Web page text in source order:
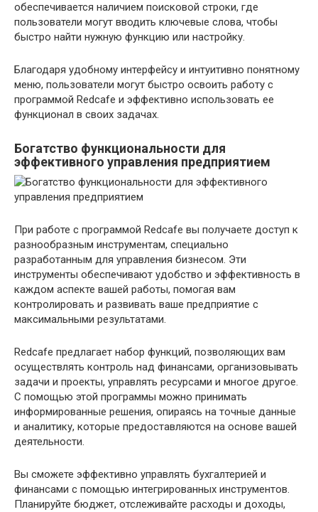
обеспечивается наличием поисковой строки, где
пользователи могут вводить ключевые слова, чтобы
быстро найти нужную функцию или настройку.
Благодаря удобному интерфейсу и интуитивно понятному
меню, пользователи могут быстро освоить работу с
программой Redcafe и эффективно использовать ее
функционал в своих задачах.
Богатство функциональности для
эффективного управления предприятием
При работе с программой Redcafe вы получаете доступ к
разнообразным инструментам, специально
разработанным для управления бизнесом. Эти
инструменты обеспечивают удобство и эффективность в
каждом аспекте вашей работы, помогая вам
контролировать и развивать ваше предприятие с
максимальными результатами.
Redcafe предлагает набор функций, позволяющих вам
осуществлять контроль над финансами, организовывать
задачи и проекты, управлять ресурсами и многое другое.
С помощью этой программы можно принимать
информированные решения, опираясь на точные данные
и аналитику, которые предоставляются на основе вашей
деятельности.
Вы сможете эффективно управлять бухгалтерией и
финансами с помощью интегрированных инструментов.
Планируйте бюджет, отслеживайте расходы и доходы,